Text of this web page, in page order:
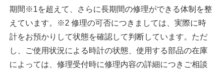
期間※1を超えて、さらに長期間の修理ができる体制を整
えています。※2 修理の可否につきましては、実際に時
計をお預かりして状態を確認して判断しています。ただ
し、ご使用状況による時計の状態、使用する部品の在庫
によっては、修理受付時に修理内容の詳細につきご相談